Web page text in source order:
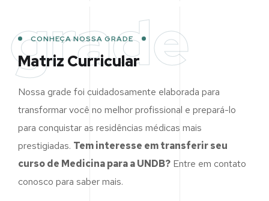
grade
CONHEÇA NOSSA GRADE
Matriz Curricular
Nossa grade foi cuidadosamente elaborada para
transformar você no melhor profissional e prepará-lo
para conquistar as residências médicas mais
prestigiadas. Tem interesse em transferir seu
curso de Medicina para a UNDB? Entre em contato
conosco para saber mais.